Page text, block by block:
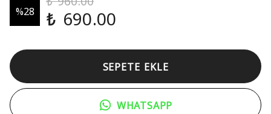
%28 ₺ 690.00
SEPETE EKLE
WHATSAPP